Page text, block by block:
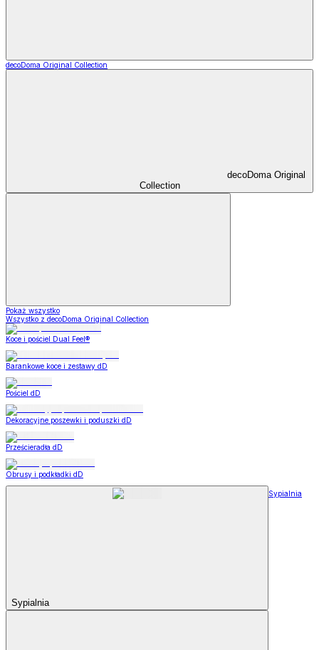
decoDoma Original Collection
decoDoma Original
Collection
Pokaż wszystko
Wszystko z decoDoma Original Collection
Koce i pościel Dual Feel®
Barankowe koce i zestawy dD
Pościel dD
Dekoracyjne poszewki i poduszki dD
Prześcieradła dD
Obrusy i podkładki dD
Sypialnia
Sypialnia